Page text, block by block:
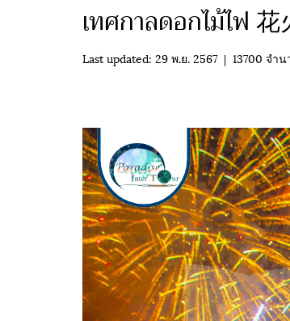
เทศกาลดอกไม้ไฟ
Last updated: 29 พ.ย. 2567 | 13700 จำ